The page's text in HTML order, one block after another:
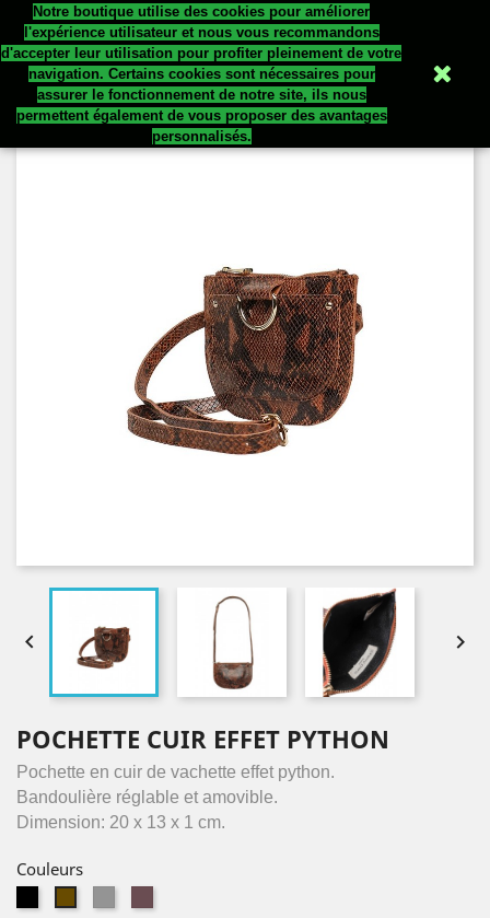

 
POCHETTE CUIR EFFET PYTHON
Pochette en cuir de vachette effet python.
Bandoulière réglable et amovible.
Dimension: 20 x 13 x 1 cm.
Couleurs
Notre boutique utilise des cookies pour améliorer
l'expérience utilisateur et nous vous recommandons
d'accepter leur utilisation pour profiter pleinement de votre
navigation. Certains cookies sont nécessaires pour
assurer le fonctionnement de notre site, ils nous
permettent également de vous proposer des avantages
personnalisés.